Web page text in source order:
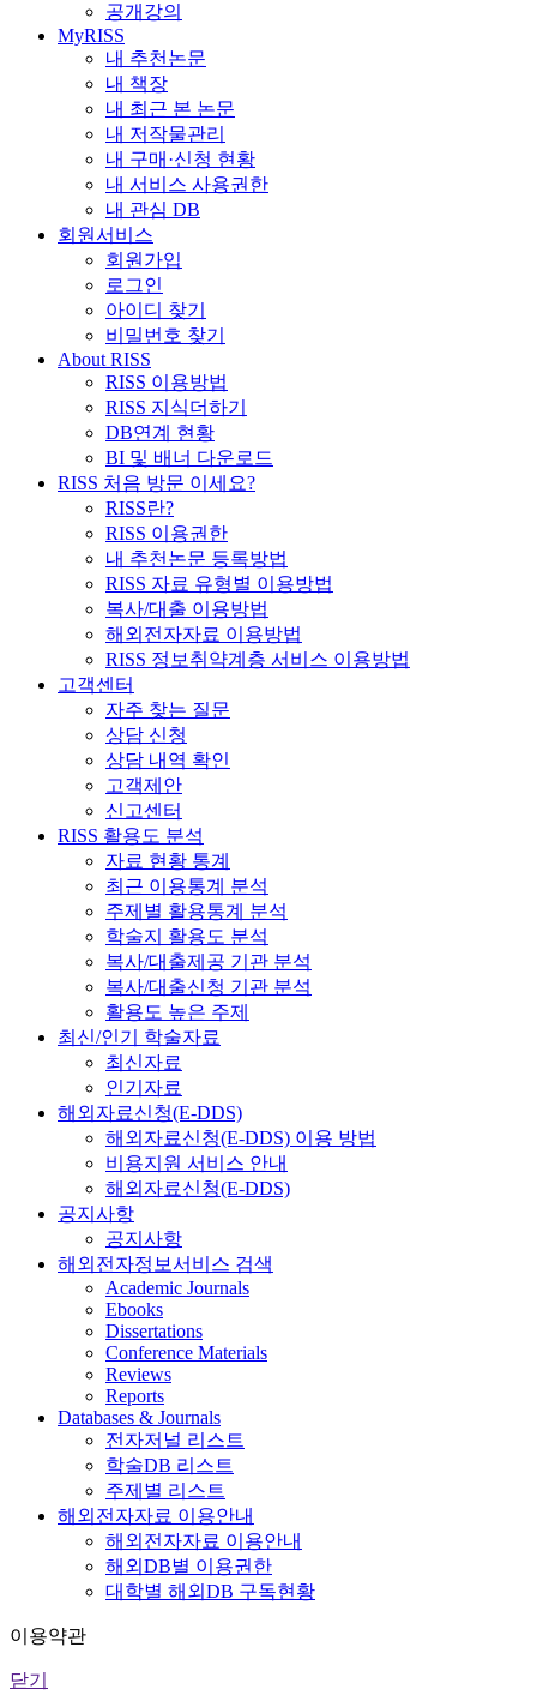
공개강의
MyRISS
내 추천논문
내 책장
내 최근 본 논문
내 저작물관리
내 구매·신청 현황
내 서비스 사용권한
내 관심 DB
회원서비스
회원가입
로그인
아이디 찾기
비밀번호 찾기
About RISS
RISS 이용방법
RISS 지식더하기
DB연계 현황
BI 및 배너 다운로드
RISS 처음 방문 이세요?
RISS란?
RISS 이용권한
내 추천논문 등록방법
RISS 자료 유형별 이용방법
복사/대출 이용방법
해외전자자료 이용방법
RISS 정보취약계층 서비스 이용방법
고객센터
자주 찾는 질문
상담 신청
상담 내역 확인
고객제안
신고센터
RISS 활용도 분석
자료 현황 통계
최근 이용통계 분석
주제별 활용통계 분석
학술지 활용도 분석
복사/대출제공 기관 분석
복사/대출신청 기관 분석
활용도 높은 주제
최신/인기 학술자료
최신자료
인기자료
해외자료신청(E-DDS)
해외자료신청(E-DDS) 이용 방법
비용지원 서비스 안내
해외자료신청(E-DDS)
공지사항
공지사항
해외전자정보서비스 검색
Academic Journals
Ebooks
Dissertations
Conference Materials
Reviews
Reports
Databases & Journals
전자저널 리스트
학술DB 리스트
주제별 리스트
해외전자자료 이용안내
해외전자자료 이용안내
해외DB별 이용권한
대학별 해외DB 구독현황
이용약관
닫기